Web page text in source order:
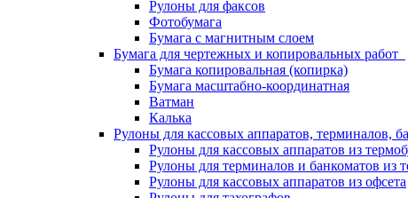
Рулоны для факсов
Фотобумага
Бумага с магнитным слоем
Бумага для чертежных и копировальных работ
Бумага копировальная (копирка)
Бумага масштабно-координатная
Ватман
Калька
Рулоны для кассовых аппаратов, терминалов,
Рулоны для кассовых аппаратов из
Рулоны для терминалов и банкоматов из
Рулоны для кассовых аппаратов из офсета